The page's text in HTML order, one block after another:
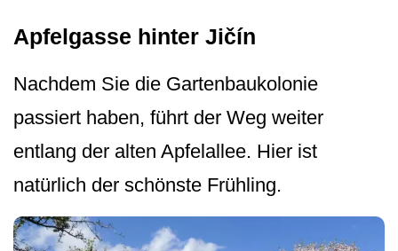
Apfelgasse hinter Jičín
Nachdem Sie die Gartenbaukolonie
passiert haben, führt der Weg weiter
entlang der alten Apfelallee. Hier ist
natürlich der schönste Frühling.